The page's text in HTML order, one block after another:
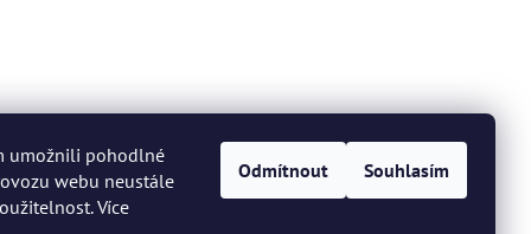
umožnili pohodlné
webu neustále
Více
Odmítnout Souhlasím